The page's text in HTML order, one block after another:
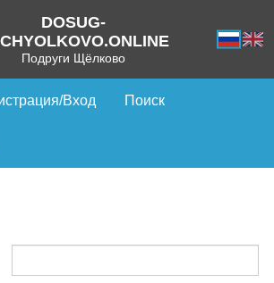
DOSUG-
Подруги Щёлково
Вход Поиск